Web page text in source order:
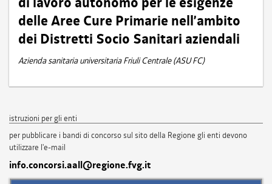
delle Aree Cure Primarie nell’ambito
dei Distretti Socio Sanitari aziendali
Azienda sanitaria universitaria Friuli Centrale (ASU FC)
istruzioni per gli enti
per pubblicare i bandi di concorso sul sito della Regione gli enti devono
utilizzare l'e-mail
info.concorsi.aall@regione.fvg.it